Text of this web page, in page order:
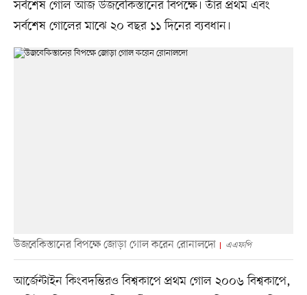
সর্বশেষ গোল আজ উজবেকিস্তানের বিপক্ষে। তাঁর প্রথম এবং
সর্বশেষ গোলের মাঝে ২০ বছর ১১ দিনের ব্যবধান।
উজবেকিস্তানের বিপক্ষে জোড়া গোল করেন রোনালদো এএফপি
আর্জেন্টাইন কিংবদন্তিরও বিশ্বকাপে প্রথম গোল ২০০৬ বিশ্বকাপে,